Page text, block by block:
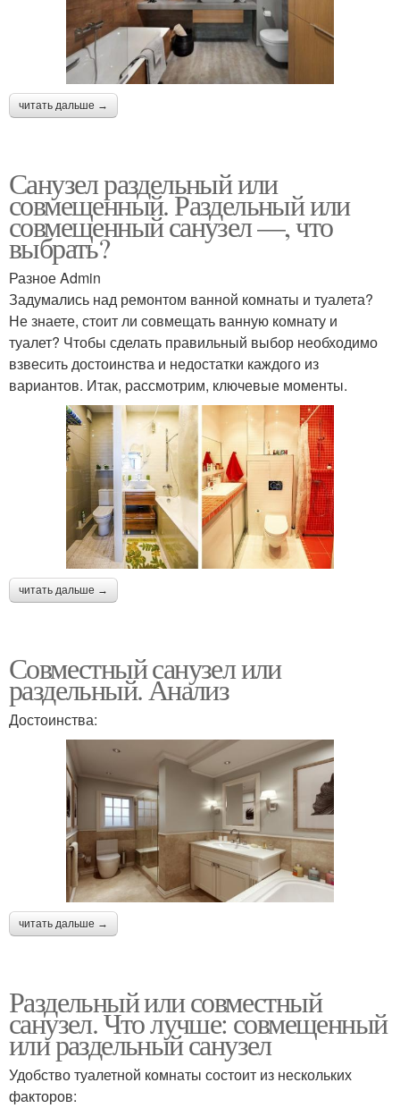
читать дальше →
Санузел раздельный или
совмещенный. Раздельный или
совмещенный санузел —, что
выбрать?
Разное Admin
Задумались над ремонтом ванной комнаты и туалета?
Не знаете, стоит ли совмещать ванную комнату и
туалет? Чтобы сделать правильный выбор необходимо
взвесить достоинства и недостатки каждого из
вариантов. Итак, рассмотрим, ключевые моменты.
читать дальше →
Совместный санузел или
раздельный. Анализ
Достоинства:
читать дальше →
Раздельный или совместный
санузел. Что лучше: совмещенный
или раздельный санузел
Удобство туалетной комнаты состоит из нескольких
факторов: